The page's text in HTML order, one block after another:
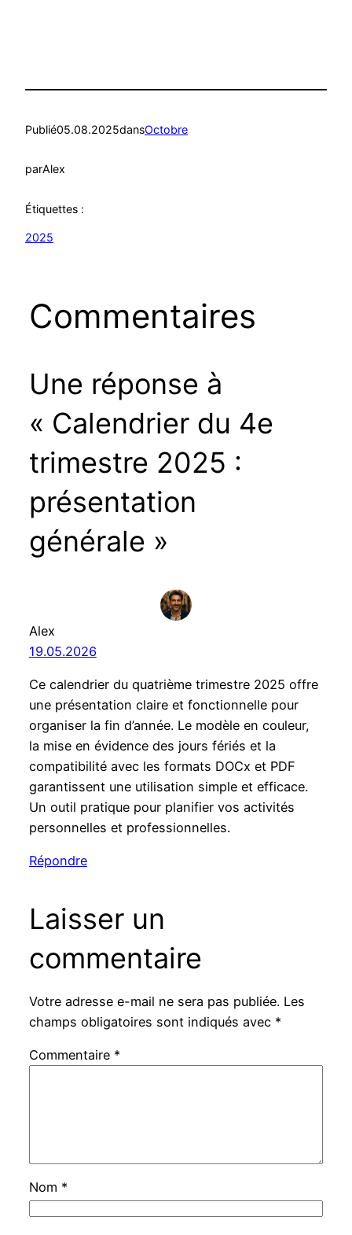
Publié05.08.2025dansOctobre
parAlex
Étiquettes :
2025
Commentaires
Une réponse à
« Calendrier du 4e
trimestre 2025 :
présentation
générale »
Alex
19.05.2026
Ce calendrier du quatrième trimestre 2025 offre
une présentation claire et fonctionnelle pour
organiser la fin d’année. Le modèle en couleur,
la mise en évidence des jours fériés et la
compatibilité avec les formats DOCx et PDF
garantissent une utilisation simple et efficace.
Un outil pratique pour planifier vos activités
personnelles et professionnelles.
Répondre
Laisser un
commentaire
Votre adresse e-mail ne sera pas publiée. Les
champs obligatoires sont indiqués avec *
Commentaire *
Nom *